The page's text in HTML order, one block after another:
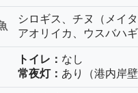
シロギス、チヌ（メイタ
アオリイカ、ウスバハギ
トイレ： なし
常夜灯： あり（港内岸壁